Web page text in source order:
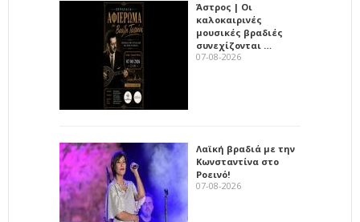
Άστρος | Οι
καλοκαιρινές
μουσικές βραδιές
συνεχίζονται …
07-08-2026
Λαϊκή βραδιά με την
Κωνσταντίνα στο
Ροεινό!
07-08-2026